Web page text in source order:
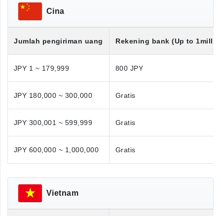
Cina
Jumlah pengiriman uang Rekening bank (Up to
JPY 1 ~ 179,999 800 JPY
JPY 180,000 ~ 300,000 Gratis
JPY 300,001 ~ 599,999 Gratis
JPY 600,000 ~ 1,000,000 Gratis
Vietnam